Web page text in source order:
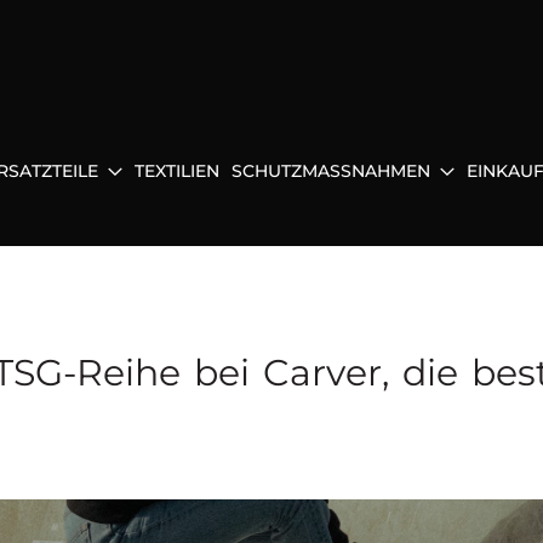
TEXTILIEN SCHUTZMASSNAHMEN
Reihe bei Carver, die